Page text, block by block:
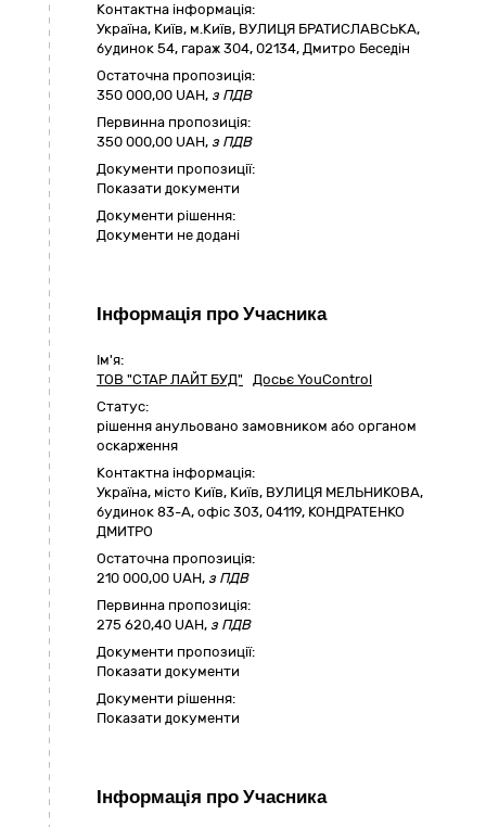
Контактна інформація:
Україна, Київ, м.Київ, ВУЛИЦЯ БРАТИСЛАВСЬКА,
будинок 54, гараж 304, 02134, Дмитро Беседін
Остаточна пропозиція:
350 000,00 UAH, з ПДВ
Первинна пропозиція:
350 000,00 UAH, з ПДВ
Документи пропозиції:
Показати документи
Документи рішення:
Документи не додані
Інформація про Учасника
Ім'я:
ТОВ "СТАР ЛАЙТ БУД" Досьє YouControl
Статус:
pішення анульовано замовником або органом
оскарження
Контактна інформація:
Україна, місто Київ, Київ, ВУЛИЦЯ МЕЛЬНИКОВА,
будинок 83-А, офіс 303, 04119, КОНДРАТЕНКО
ДМИТРО
Остаточна пропозиція:
210 000,00 UAH, з ПДВ
Первинна пропозиція:
275 620,40 UAH, з ПДВ
Документи пропозиції:
Показати документи
Документи рішення:
Показати документи
Інформація про Учасника